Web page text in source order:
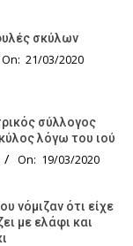
σκύλων
On: 21/03/2020
σύλλογος
λόγω του ιού
On: 19/03/2020
νόμιζαν ότι είχε
με ελάφι και